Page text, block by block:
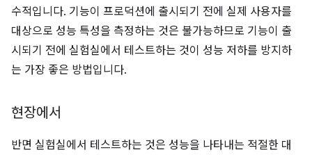
수적입니다. 기능이 프로덕션에 출시되기 전에 실제 사용자를
대상으로 성능 특성을 측정하는 것은 불가능하므로 기능이 출
시되기 전에 실험실에서 테스트하는 것이 성능 저하를 방지하
는 가장 좋은 방법입니다.
현장에서
반면 실험실에서 테스트하는 것은 성능을 나타내는 적절한 대